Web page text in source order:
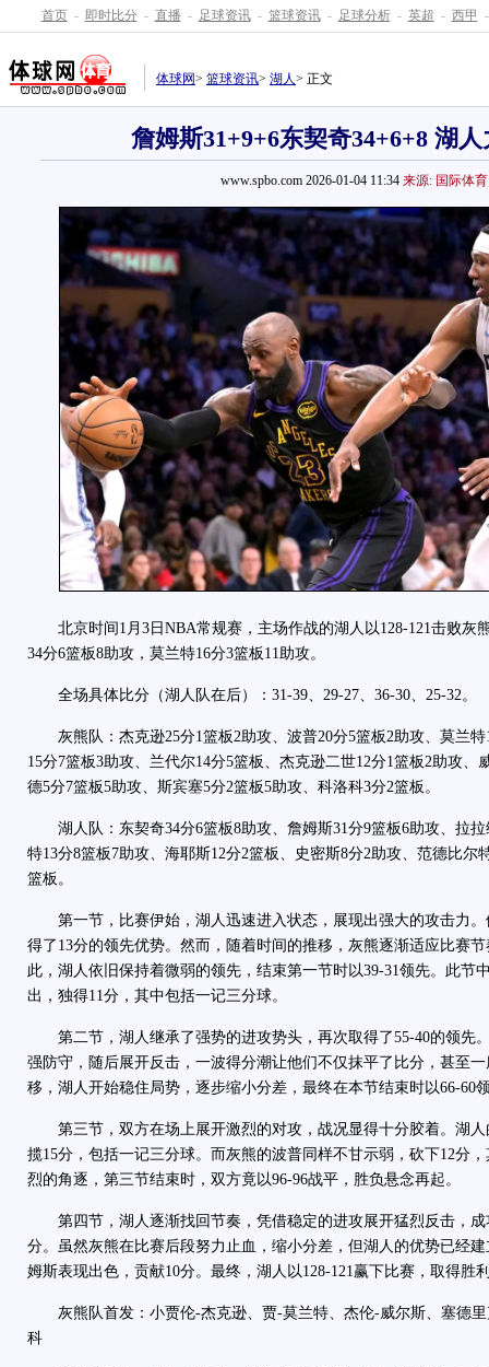
首页 - 即时比分 - 直播 - 足球资讯 - 篮球资讯 - 足球分析 - 英超 - 西甲 -
体球网> 篮球资讯> 湖人> 正文
詹姆斯31+9+6东契奇34+6+8 湖
www.spbo.com 2026-01-04 11:34 来源: 国际体育
北京时间1月3日NBA常规赛，主场作战的湖人以128-121击败灰
34分6篮板8助攻，莫兰特16分3篮板11助攻。
全场具体比分（湖人队在后）：31-39、29-27、36-30、25-32。
灰熊队：杰克逊25分1篮板2助攻、波普20分5篮板2助攻、莫兰特
15分7篮板3助攻、兰代尔14分5篮板、杰克逊二世12分1篮板2助攻、
德5分7篮板5助攻、斯宾塞5分2篮板5助攻、科洛科3分2篮板。
湖人队：东契奇34分6篮板8助攻、詹姆斯31分9篮板6助攻、拉拉
特13分8篮板7助攻、海耶斯12分2篮板、史密斯8分2助攻、范德比尔
篮板。
第一节，比赛伊始，湖人迅速进入状态，展现出强大的攻击力。
得了13分的领先优势。然而，随着时间的推移，灰熊逐渐适应比赛
此，湖人依旧保持着微弱的领先，结束第一节时以39-31领先。此节
出，独得11分，其中包括一记三分球。
第二节，湖人继承了强势的进攻势头，再次取得了55-40的领先
强防守，随后展开反击，一波得分潮让他们不仅抹平了比分，甚至
移，湖人开始稳住局势，逐步缩小分差，最终在本节结束时以66-60
第三节，双方在场上展开激烈的对攻，战况显得十分胶着。湖人
揽15分，包括一记三分球。而灰熊的波普同样不甘示弱，砍下12分
烈的角逐，第三节结束时，双方竟以96-96战平，胜负悬念再起。
第四节，湖人逐渐找回节奏，凭借稳定的进攻展开猛烈反击，成
分。虽然灰熊在比赛后段努力止血，缩小分差，但湖人的优势已经
姆斯表现出色，贡献10分。最终，湖人以128-121赢下比赛，取得胜
灰熊队首发：小贾伦-杰克逊、贾-莫兰特、杰伦-威尔斯、塞德里
科